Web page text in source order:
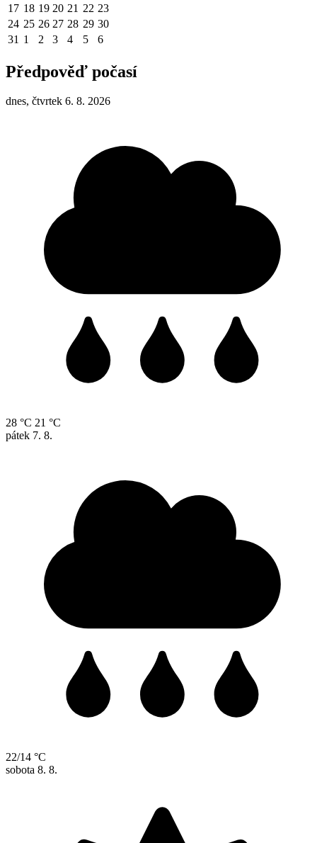
17 18 19 20 21 22 23
24 25 26 27 28 29 30
31 1 2 3 4 5 6
Předpověď počasí
dnes, čtvrtek 6. 8. 2026
28 °C 21 °C
pátek 7. 8.
22/14 °C
sobota 8. 8.